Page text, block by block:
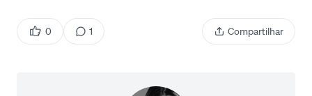
0 1 Compartilhar